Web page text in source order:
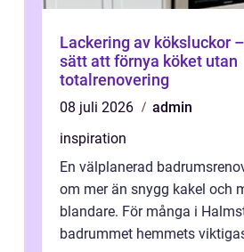
Lackering av köksluckor
sätt att förnya köket utan
totalrenovering
08 juli 2026
admin
inspiration
En välplanerad
om mer än snygg kakel och
blandare. För många i
badrummet hemmets